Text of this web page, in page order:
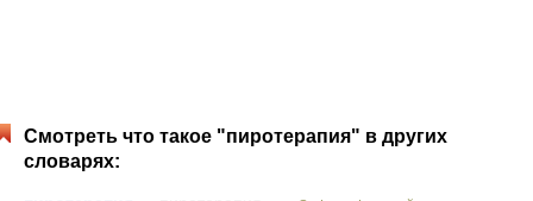
Смотреть что такое "пиротерапия" в других
словарях: